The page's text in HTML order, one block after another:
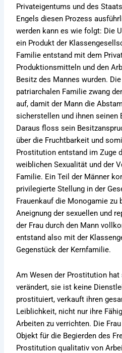
Privateigentums und des
Engels diesen Prozess
werden kann es wie folgt: Die
ein Produkt der
Familie entstand mit dem
Produktionsmitteln und den
Besitz des Mannes wurden.
patriarchalen Familie zwang
auf, damit der Mann die
sicherstellen und ihnen seinen
Daraus floss sein
über die Fruchtbarkeit und
Prostitution entstand im Zuge
weiblichen Sexualität und der
Familie. Ein Teil der Männer
privilegierte Stellung in der
Frauenkauf die Monogamie zu
Aneignung der sexuellen und
der Frau durch den Mann
entstand also mit der
Gegenstück der Kernfamilie.
Am Wesen der Prostitution
verändert, sie ist keine
prostituiert, verkauft ihren
Leiblichkeit, nicht nur ihre
Arbeiten zu verrichten. Die
Objekt für die Begierden des
Prostitution qualitativ von